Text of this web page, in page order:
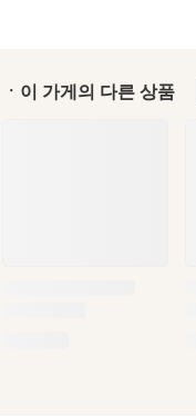
ㆍ이 가게의 다른 상품